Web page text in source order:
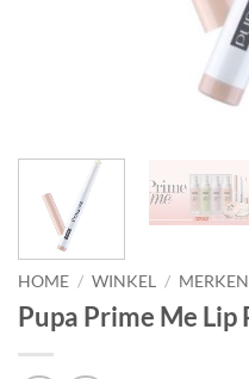
HOME / WINKEL / MERKEN
Pupa Prime Me Lip